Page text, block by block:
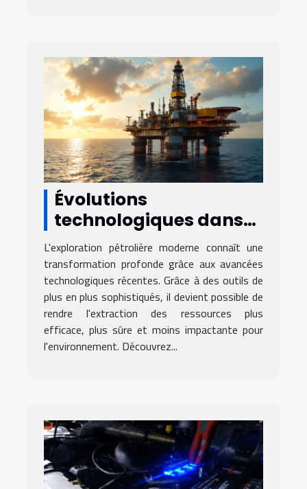
Évolutions
technologiques dans
l'exploration pétrolière
moderne
L'exploration pétrolière moderne connaît une
transformation profonde grâce aux avancées
technologiques récentes. Grâce à des outils de
plus en plus sophistiqués, il devient possible de
rendre l'extraction des ressources plus
efficace, plus sûre et moins impactante pour
l'environnement. Découvrez...